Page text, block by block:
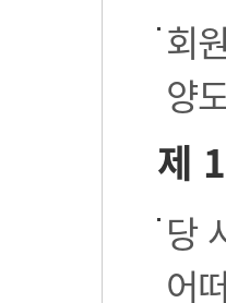
회
양
제
당
어